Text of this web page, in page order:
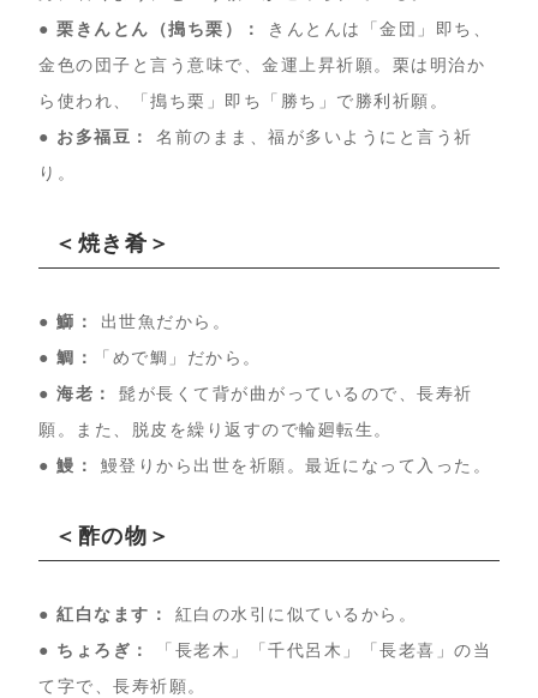
● 栗きんとん（搗ち栗）：
きんとんは「金団」即ち、
金色の団子と言う意味で、金運上昇祈願。栗は明治か
ら使われ、「搗ち栗」即ち「勝ち」で勝利祈願。
● お多福豆：
名前のまま、福が多いようにと言う祈
り。
＜焼き肴＞
● 鰤：
出世魚だから。
● 鯛：
「めで鯛」だから。
● 海老：
髭が長くて背が曲がっているので、長寿祈
願。また、脱皮を繰り返すので輪廻転生。
● 鰻：
鰻登りから出世を祈願。最近になって入った。
＜酢の物＞
● 紅白なます：
紅白の水引に似ているから。
● ちょろぎ：
「長老木」「千代呂木」「長老喜」の当
て字で、長寿祈願。